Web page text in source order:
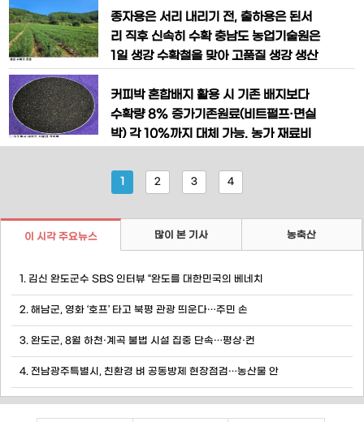
세력을 급격히 약화시켜 연중 수확량과 품
질에 큰 피해를 줄 수 있다.
급 가능… 자원순환 효과도 농촌진흥청
(청장 이승돈)은 큰느타리버섯(새송이) 재
배에 사용하는 수입 배지 원료 ‘옥수수배
물’로 대체하면 비용은 줄이고 수량은 늘
릴 수 있다고 밝혔다. * 옥
종자용은 서리 내리기 전, 출하용은 된서
리 직후 신속히 수확 충남도 농업기술원은
1일 생강 수확철을 맞아 고품질 생강 생산
내했다.수확 적기는 잎끝이 황변하며 시들
기 시작할 때로, 이는 수확 준비 신호로 판
단할 수 있다. 노지재배의 경우 10월 하순
지나치게 늦추면 저장성이 크게 떨어지므
로 적기에 수확하는 것이
커피박 혼합배지 활용 시 기존 배지보다
수확량 8% 증가기존원료(비트펄프·면실
박) 각 10%까지 대체 가능. 농가 재료비
혼합한 느타리 재배 시험 결과, 기존 배지
보다 수량이 높거나 동등한 것으로 나타나
거둘 수 있게 됐다고 25일 밝혔다. 커피박
은 원두커피를 내린 후 버려지는 찌꺼기
로, 느타리버섯 재배에 배지에
1 2 3 4
이 시각 주요뉴스 많이 본 기사 농축산
1. 김신 완도군수 SBS 인터뷰 “완도를 대한민국의 베네치
2. 해남군, 영화 ‘호프’ 타고 북평 관광 띄운다…주민 손
3. 완도군, 8월 하천·계곡 불법 시설 집중 단속…평상·컨
4. 전남광주특별시, 친환경 벼 공동방제 현장점검…농산물 안